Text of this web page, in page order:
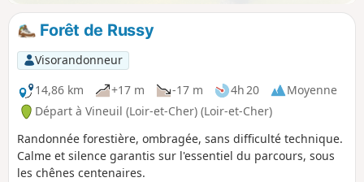
Forêt de Russy
Visorandonneur
14,86 km
+17 m -17 m 4h 20
Moyenne
Départ à Vineuil (Loir-et-Cher) (Loir-et-Cher)
Randonnée forestière, ombragée, sans difficulté technique.
Calme et silence garantis sur l'essentiel du parcours, sous
les chênes centenaires.